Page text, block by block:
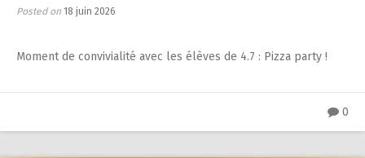
Posted on 18 juin 2026
Moment de convivialité avec les élèves de 4.7 : Pizza party !
0